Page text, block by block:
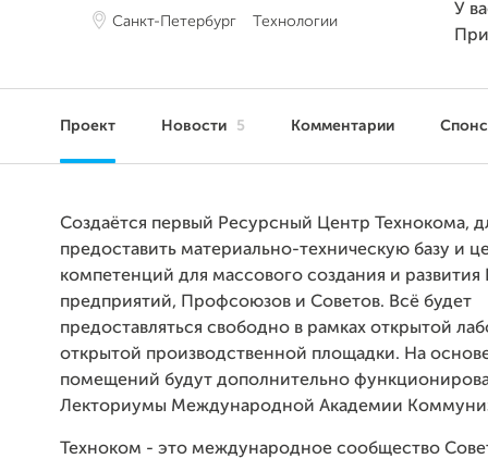
Санкт-Петербург Технологии
У
Проект Новости 5 Комментарии
Создаётся первый Ресурсный Центр Технокома,
предоставить материально-техническую базу и
компетенций для массового создания и
предприятий, Профсоюзов и Советов. Всё будет
предоставляться свободно в рамках открытой
открытой производственной площадки. На
помещений будут дополнительно
Лекториумы Международной Академии
Техноком - это международное сообщество